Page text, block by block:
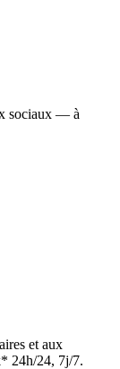
sociaux — à
et aux
24h/24, 7j/7.